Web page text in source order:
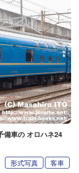
備車の オロハネ24
形式写真 客車